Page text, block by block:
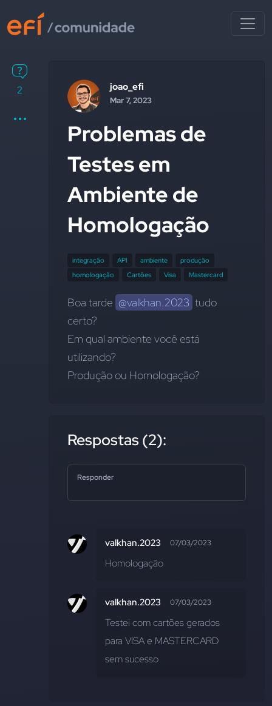
2 joao_efi
Mar 7, 2023
Problemas de
Testes em
Ambiente de
Homologação
integração API ambiente
produção
homologação
Cartões Visa Mastercard
Boa tarde @valkhan.2023 tudo
certo?
Em qual ambiente você está
utilizando?
Produção ou Homologação?
Respostas (2):
Responder
valkhan.2023 07/03/2023
Homologação
valkhan.2023 07/03/2023
Testei com cartões gerados
para VISA e MASTERCARD
sem sucesso